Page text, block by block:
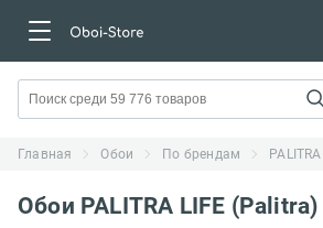
Главная Обои По брендам
Обои PALITRA LIFE